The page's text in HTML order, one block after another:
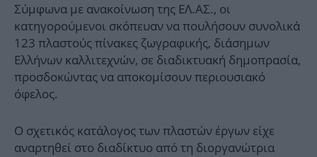
Σύμφωνα με ανακοίνωση της ΕΛ.ΑΣ., οι
κατηγορούμενοι σκόπευαν να πουλήσουν συνολικά
123 πλαστούς πίνακες ζωγραφικής, διάσημων
Ελλήνων καλλιτεχνών, σε διαδικτυακή δημοπρασία,
προσδοκώντας να αποκομίσουν περιουσιακό
όφελος.
Ο σχετικός κατάλογος των πλαστών έργων είχε
αναρτηθεί στο διαδίκτυο από τη διοργανώτρια